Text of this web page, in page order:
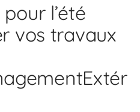
l’été
vos travaux